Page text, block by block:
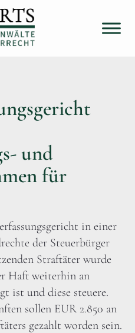
und
für
in einer
der Steuerbürger
Straftäter wurde
Haft weiterhin an
ist und diese steuere.
sollen EUR 2.850 an
gezahlt worden sein.